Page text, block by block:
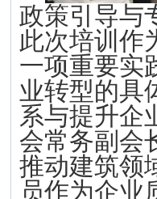
政策引导与
此次培训作
一项重要实
业转型的具
系与提升企
会常务副会
推动建筑领
员作为企业